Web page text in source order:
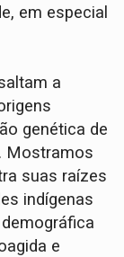
em especial
a
genética de
Mostramos
suas raízes
indígenas
e